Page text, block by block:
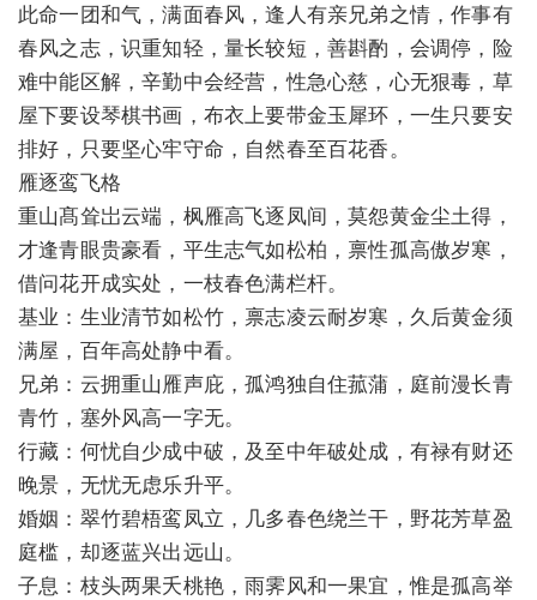
此命一团和气，满面春风，逢人有亲兄弟之情，作事有
春风之志，识重知轻，量长较短，善斟酌，会调停，险
难中能区解，辛勤中会经营，性急心慈，心无狠毒，草
屋下要设琴棋书画，布衣上要带金玉犀环，一生只要安
排好，只要坚心牢守命，自然春至百花香。
雁逐鸾飞格
重山髙耸岀云端，枫雁高飞逐凤间，莫怨黄金尘土得，
才逢青眼贵豪看，平生志气如松柏，禀性孤高傲岁寒，
借问花开成实处，一枝春色满栏杆。
基业：生业清节如松竹，禀志凌云耐岁寒，久后黄金须
满屋，百年高处静中看。
兄弟：云拥重山雁声庇，孤鸿独自住菰蒲，庭前漫长青
青竹，塞外风高一字无。
行藏：何忧自少成中破，及至中年破处成，有禄有财还
晚景，无忧无虑乐升平。
婚姻：翠竹碧梧鸾凤立，几多春色绕兰干，野花芳草盈
庭槛，却逐蓝兴出远山。
子息：枝头两果夭桃艳，雨霁风和一果宜，惟是孤高举